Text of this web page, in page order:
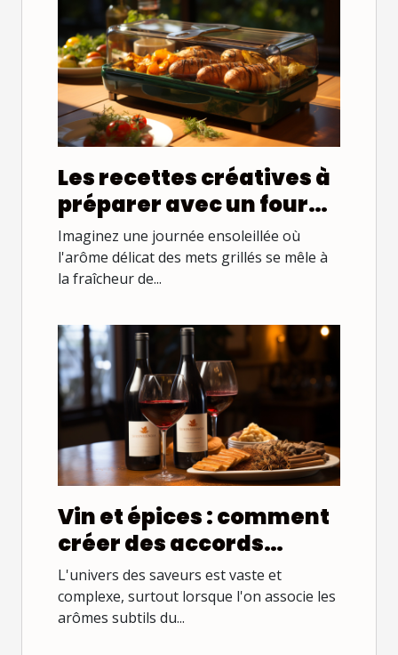
Les recettes créatives à
préparer avec un four
solaire pour un
barbecue écologique
Imaginez une journée ensoleillée où
l'arôme délicat des mets grillés se mêle à
la fraîcheur de...
Vin et épices : comment
créer des accords
parfaits
L'univers des saveurs est vaste et
complexe, surtout lorsque l'on associe les
arômes subtils du...